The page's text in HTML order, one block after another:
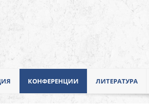
КОНФЕРЕНЦИИ ЛИТЕРАТУРА